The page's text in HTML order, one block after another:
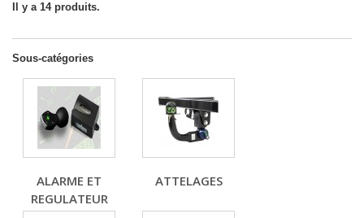
Il y a 14 produits.
Sous-catégories
ALARME ET
REGULATEUR
ATTELAGES